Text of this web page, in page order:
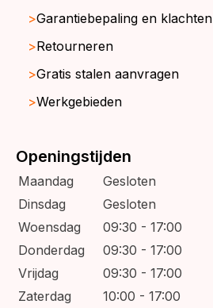
Garantiebepaling en klachten
Retourneren
Gratis stalen aanvragen
Werkgebieden
Openingstijden
Maandag
Gesloten
Dinsdag
Gesloten
Woensdag
09:30 - 17:00
Donderdag
09:30 - 17:00
Vrijdag
09:30 - 17:00
Zaterdag
10:00 - 17:00